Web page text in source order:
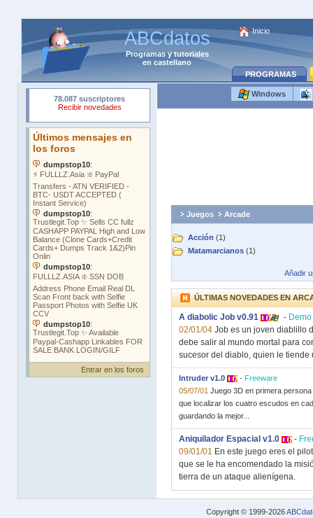
ABCdatos
Programasytutoriales
en castellano
Inicio
PROGRAMAS
Entrar en los foros
Windows
Juegos Arcade
Acción (1)
Matamarcianos (1)
Añadir
ÚLTIMAS NOVEDADES EN
A diabolic Job v0.91 - Demo
02/01/04 Job es un joven diablillo
debe salir al mundo mortal para
sucesor del diablo, quien le tiende
Intruder v1.0 - Freeware
05/07/01 Juego 3D en primera
que localizar los cuatro escudos en
guardando la mejor...
Aniquilador Espacial v1.0 -
09/01/01 En este juego eres el
que se le ha encomendado la
tierra de un ataque alienígena.
Copyright © 1999-2026